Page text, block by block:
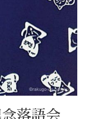
落語会